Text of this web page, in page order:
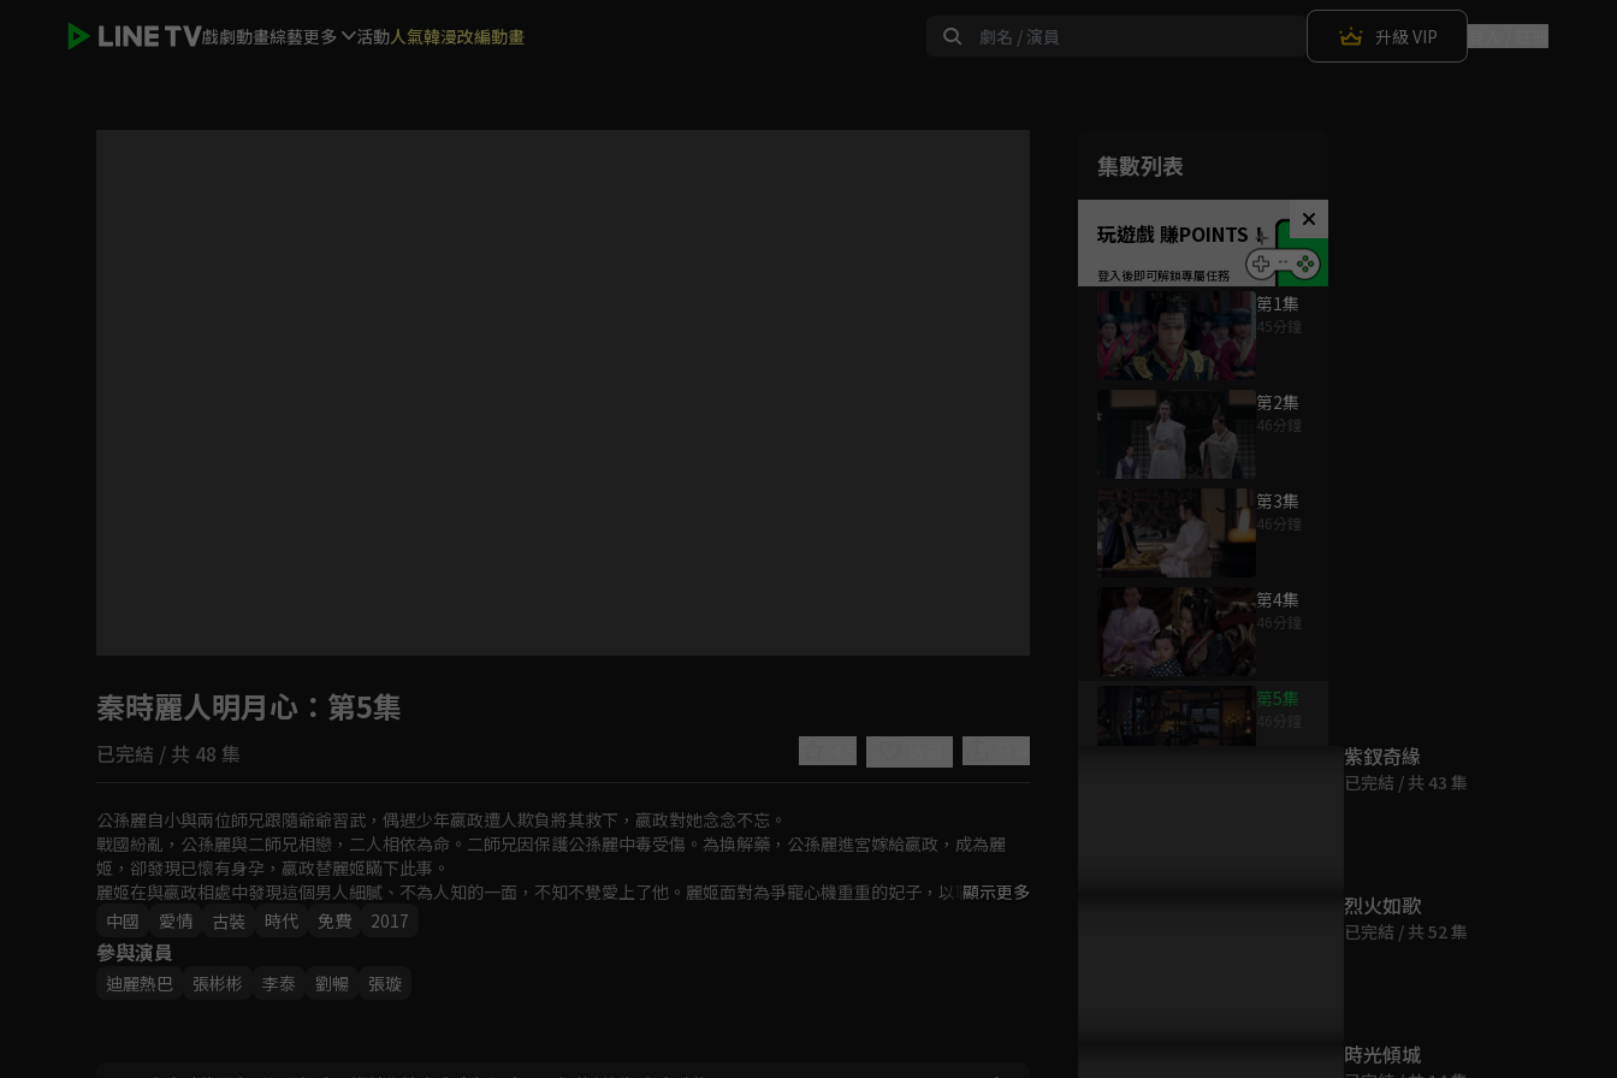
戲劇動畫綜藝更多 活動人氣韓漫改編動畫 升級 VIP
如有不便請見諒
集數列表
玩遊戲 賺POINTS！
第1集
45分鐘
第2集
46分鐘
第3集
46分鐘
第4集
46分鐘
第5集
秦時麗人明月心 ：第5集
已完結 / 共 48 集
公孫麗自小與兩位師兄跟隨爺爺習武，偶遇少年嬴政遭人欺負將其救下，嬴政對她念念不忘。
戰國紛亂，公孫麗與二師兄相戀，二人相依為命。二師兄因保護公孫麗中毒受傷。為換解藥，公孫麗進宮嫁給嬴政，成為麗
姬，卻發現已懷有身孕，嬴政替麗姬瞞下此事。
麗姬在與嬴政相處中發現這個男人細膩、不為人知的一面，不知不覺愛上了他。麗姬面對為爭寵心機重重的妃子，以聰慧和善
良贏得尊重，感化身邊每個人，終以德服人成為後宮之主。
顯示更多
中國
愛情 古裝 時代 免費 2017
參與演員
迪麗熱巴 張彬彬 李泰 劉暢 張璇
為您推薦
紫釵奇緣
已完結 / 共 43 集
烈火如歌
已完結 / 共 52 集
時光傾城